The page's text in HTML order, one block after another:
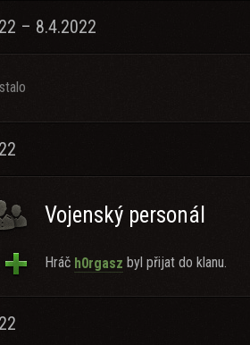
– 8.4.2022
Vojenský personál
Hráč h0rgasz byl přijat do klanu.